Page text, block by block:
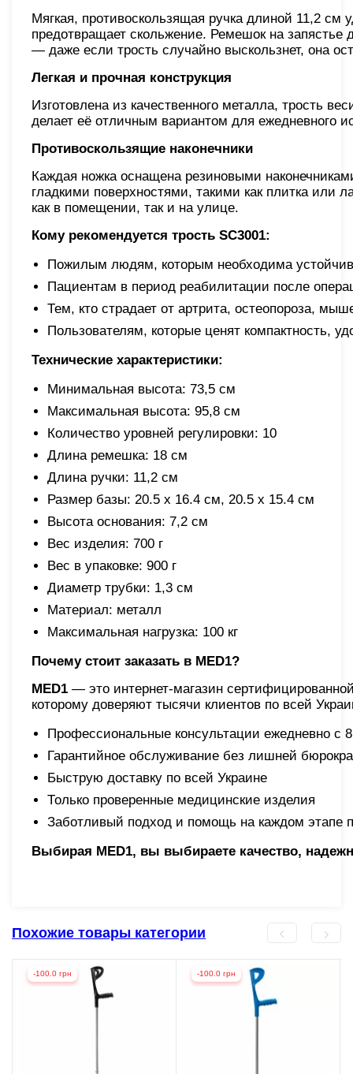
Мягкая, противоскользящая ручка длиной 11,2 см
предотвращает скольжение. Ремешок на
— даже если трость случайно выскользнет, она
Легкая и прочная конструкция
Изготовлена из качественного металла, трость
делает её отличным вариантом для ежедневного
Противоскользящие наконечники
Каждая ножка оснащена резиновыми
гладкими поверхностями, такими как плитка или
как в помещении, так и на улице.
Кому рекомендуется трость SC3001:
Пожилым людям, которым необходима
Пациентам в период реабилитации после
Тем, кто страдает от артрита, остеопороза,
Пользователям, которые ценят компактность,
Технические характеристики:
Минимальная высота: 73,5 см
Максимальная высота: 95,8 см
Количество уровней регулировки: 10
Длина ремешка: 18 см
Длина ручки: 11,2 см
Размер базы: 20.5 х 16.4 см, 20.5 х 15.4 см
Высота основания: 7,2 см
Вес изделия: 700 г
Вес в упаковке: 900 г
Диаметр трубки: 1,3 см
Материал: металл
Максимальная нагрузка: 100 кг
Почему стоит заказать в MED1?
MED1 — это интернет-магазин
которому доверяют тысячи клиентов по всей
Профессиональные консультации ежедневно с
Гарантийное обслуживание без лишней
Быструю доставку по всей Украине
Только проверенные медицинские изделия
Заботливый подход и помощь на каждом этапе
Выбирая MED1, вы выбираете качество,
Похожие товары категории
-100.0 грн -100.0 грн